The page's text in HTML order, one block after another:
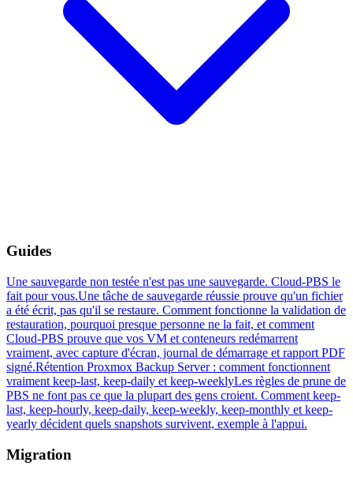
Guides
Une sauvegarde non testée n'est pas une sauvegarde. Cloud-PBS le
fait pour vous.Une tâche de sauvegarde réussie prouve qu'un fichier
a été écrit, pas qu'il se restaure. Comment fonctionne la validation de
restauration, pourquoi presque personne ne la fait, et comment
Cloud-PBS prouve que vos VM et conteneurs redémarrent
vraiment, avec capture d'écran, journal de démarrage et rapport PDF
signé.Rétention Proxmox Backup Server : comment fonctionnent
vraiment keep-last, keep-daily et keep-weeklyLes règles de prune de
PBS ne font pas ce que la plupart des gens croient. Comment keep-
last, keep-hourly, keep-daily, keep-weekly, keep-monthly et keep-
yearly décident quels snapshots survivent, exemple à l'appui.
Migration